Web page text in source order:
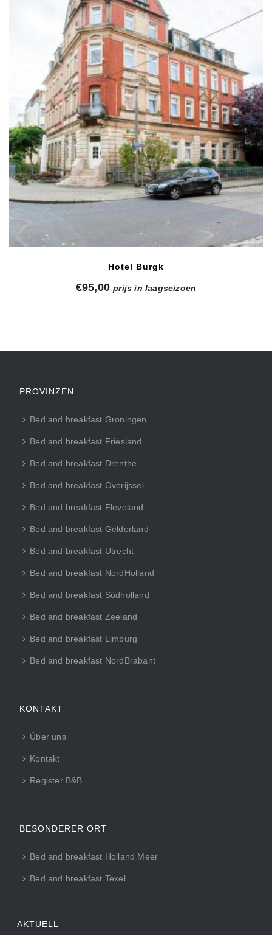
Hotel Burgk
€95,00 prijs in laagseizoen
PROVINZEN
Bed and breakfast Groningen
Bed and breakfast Friesland
Bed and breakfast Drenthe
Bed and breakfast Overijssel
Bed and breakfast Flevoland
Bed and breakfast Gelderland
Bed and breakfast Utrecht
Bed and breakfast NordHolland
Bed and breakfast Südholland
Bed and breakfast Zeeland
Bed and breakfast Limburg
Bed and breakfast NordBrabant
KONTAKT
Über uns
Kontakt
Register B&B
BESONDERER ORT
Bed and breakfast Holland Meer
Bed and breakfast Texel
AKTUELL